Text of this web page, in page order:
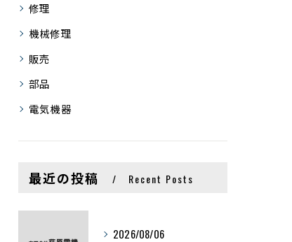
修理
機械修理
販売
部品
電気機器
最近の投稿 Recent Posts
2026/08/06